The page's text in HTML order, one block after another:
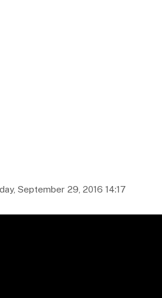
September 29, 2016 14:17